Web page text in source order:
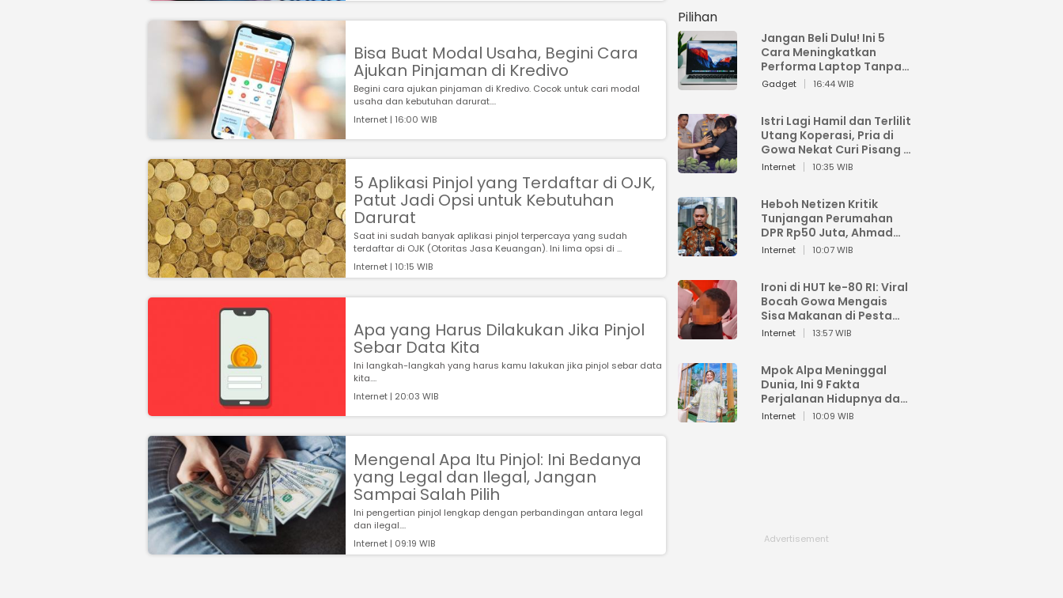
Bisa Buat Modal Usaha, Begini Cara
Ajukan Pinjaman di Kredivo
Begini cara ajukan pinjaman di Kredivo. Cocok untuk cari modal
usaha dan kebutuhan darurat....
Internet | 16:00 WIB
5 Aplikasi Pinjol yang Terdaftar di OJK,
Patut Jadi Opsi untuk Kebutuhan
Darurat
Saat ini sudah banyak aplikasi pinjol terpercaya yang sudah
terdaftar di OJK (Otoritas Jasa Keuangan). Ini lima opsi di ...
Internet | 10:15 WIB
Apa yang Harus Dilakukan Jika Pinjol
Sebar Data Kita
Ini langkah-langkah yang harus kamu lakukan jika pinjol sebar data
kita....
Internet | 20:03 WIB
Mengenal Apa Itu Pinjol: Ini Bedanya
yang Legal dan Ilegal, Jangan
Sampai Salah Pilih
Ini pengertian pinjol lengkap dengan perbandingan antara legal
dan ilegal....
Internet | 09:19 WIB
Pilihan
Jangan Beli Dulu! Ini 5
Cara Meningkatkan
Performa Laptop Tanpa
Harus Beli Baru
Gadget 16:44 WIB
Istri Lagi Hamil dan Terlilit
Utang Koperasi, Pria di
Gowa Nekat Curi Pisang 4
Tandan Milik Tetangga,
Internet 10:35 WIB
Heboh Netizen Kritik
Tunjangan Perumahan
DPR Rp50 Juta, Ahmad
Sahroni: Enggak Senang
Internet 10:07 WIB
Ironi di HUT ke-80 RI: Viral
Bocah Gowa Mengais
Sisa Makanan di Pesta
Kemerdekaan
Internet 13:57 WIB
Mpok Alpa Meninggal
Dunia, Ini 9 Fakta
Perjalanan Hidupnya dari
Viral hingga Puncak
Internet 10:09 WIB